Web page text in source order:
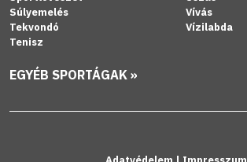
Súlyemelés
Tekvondó
Tenisz
Vívás
Vízilabda
EGYÉB SPORTÁGAK »